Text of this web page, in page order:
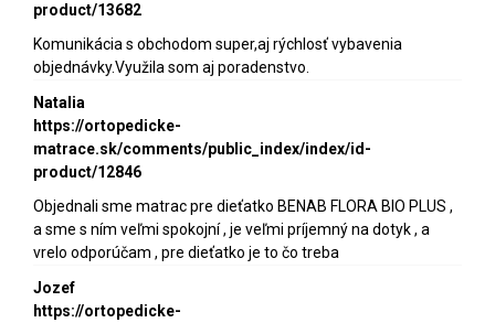
product/13682
Komunikácia s obchodom super,aj rýchlosť vybavenia
objednávky.Využila som aj poradenstvo.
Natalia
https://ortopedicke-
matrace.sk/comments/public_index/index/id-
product/12846
Objednali sme matrac pre dieťatko BENAB FLORA BIO PLUS ,
a sme s ním veľmi spokojní , je veľmi príjemný na dotyk , a
vrelo odporúčam , pre dieťatko je to čo treba
Jozef
https://ortopedicke-